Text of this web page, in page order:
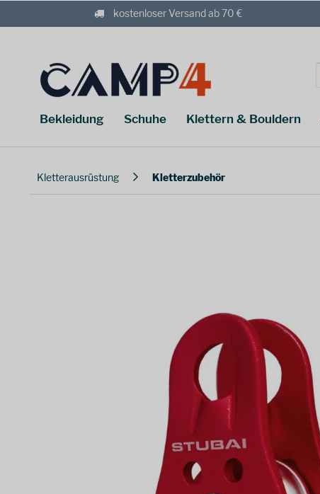
kostenloser Versand ab 70 €
Bekleidung Schuhe Klettern & Bouldern
Kletterausrüstung Kletterzubehör